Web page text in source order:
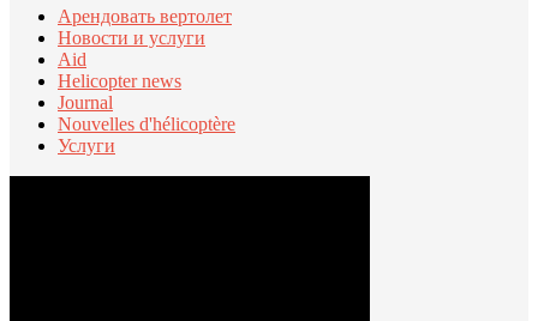
Арендовать вертолет
Новости и услуги
Aid
Helicopter news
Journal
Nouvelles d'hélicoptère
Услуги